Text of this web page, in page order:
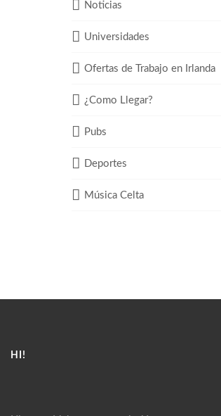
Noticias
Universidades
Ofertas de Trabajo en Irlanda
¿Como Llegar?
Pubs
Deportes
Música Celta
HI!